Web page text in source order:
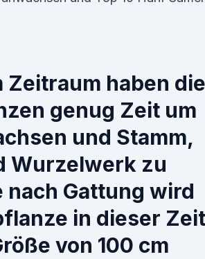
Zeitraum haben die
genug Zeit um
und Stamm,
Wurzelwerk zu
nach Gattung wird
in dieser Zeit
von 100 cm